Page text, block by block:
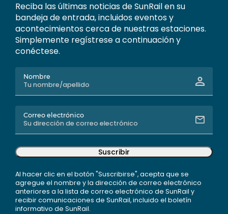
Reciba las últimas noticias de SunRail en su
bandeja de entrada, incluidos eventos y
acontecimientos cerca de nuestras estaciones.
Simplemente regístrese a continuación y
conéctese.
Nombre
Correo electrónico
Suscribir
Al hacer clic en el botón "Suscribirse", acepta que se
agregue el nombre y la dirección de correo electrónico
anteriores a la lista de correo electrónico de SunRail y
recibir comunicaciones de SunRail, incluido el boletín
informativo de SunRail.